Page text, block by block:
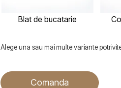
Blat de bucatarie
Alege una sau mai multe variante
Comanda